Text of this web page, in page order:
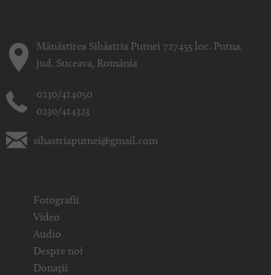
Mănăstirea Sihăstria Putnei 727455 loc. Putna,
jud. Suceava, România
0230/414050
0230/414323
sihastriaputnei@gmail.com
Fotografii
Video
Audio
Despre noi
Donații